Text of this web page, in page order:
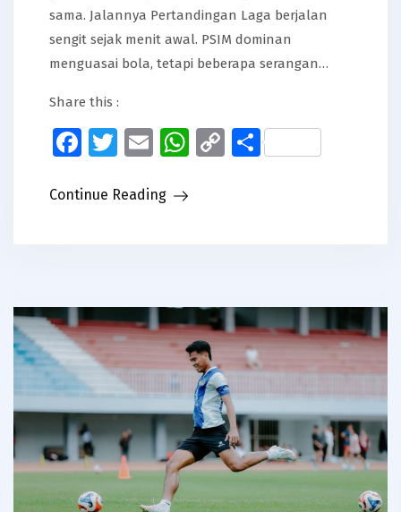
sama. Jalannya Pertandingan Laga berjalan
sengit sejak menit awal. PSIM dominan
menguasai bola, tetapi beberapa serangan…
Share this :
Facebook
Twitter
EmailWhatsApp
CopyShare
Continue Reading